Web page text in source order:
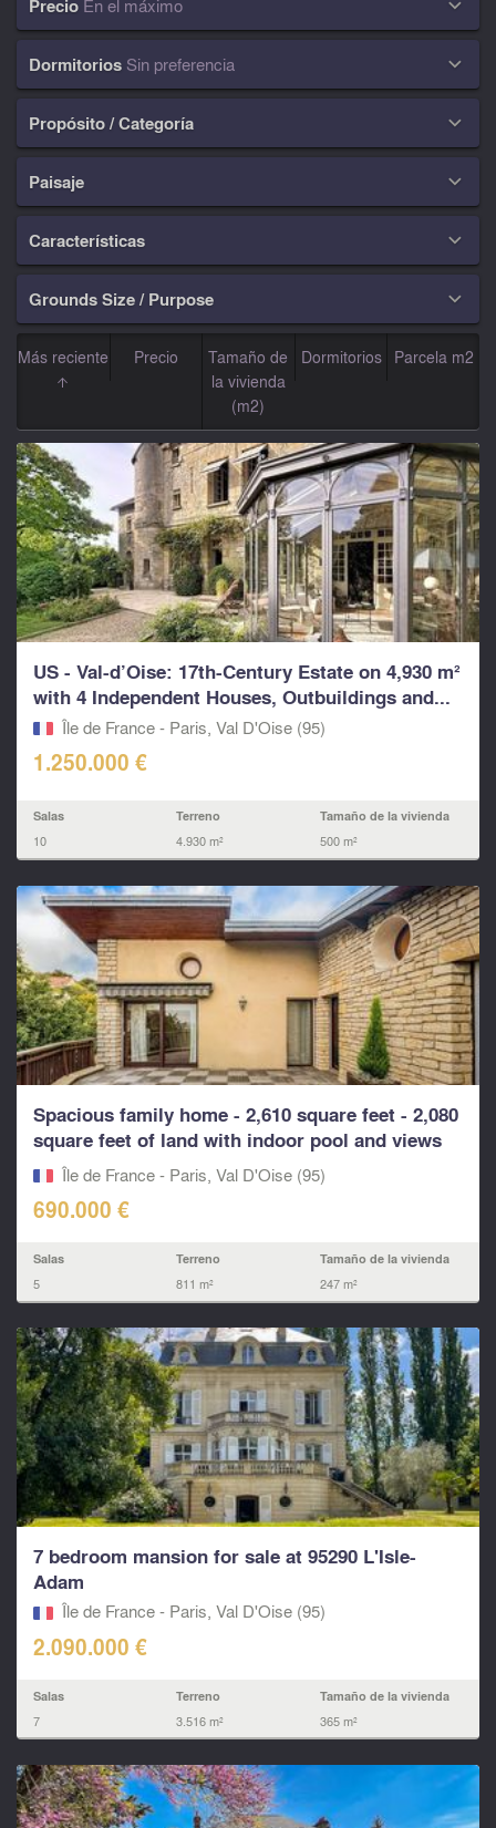
Precio En el máximo 
Dormitorios Sin preferencia 
Propósito / Categoría 
Paisaje 
Características 
Grounds Size / Purpose 
Más reciente Precio
Tamaño de
la vivienda
(m2)
Dormitorios Parcela m2
US - Val-d’Oise: 17th-Century Estate on 4,930 m²
with 4 Independent Houses, Outbuildings and...
Île de France - Paris, Val D'Oise (95)
1.250.000 €
Salas
10
Terreno
4.930 m²
Tamaño de la vivienda
500 m²
Spacious family home - 2,610 square feet - 2,080
square feet of land with indoor pool and views
of PÎle de France - Paris, Val D'Oise (95)
690.000 €
Salas
5
Terreno
811 m²
Tamaño de la vivienda
247 m²
7 bedroom mansion for sale at 95290 L'Isle-
Adam
Île de France - Paris, Val D'Oise (95)
2.090.000 €
Salas
7
Terreno
3.516 m²
Tamaño de la vivienda
365 m²